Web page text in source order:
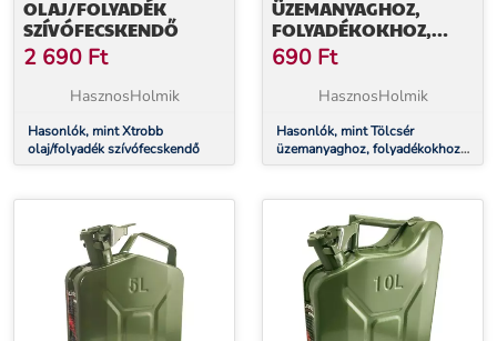
OLAJ/FOLYADÉK
SZÍVÓFECSKENDŐ
2 690 Ft
HasznosHolmik
Hasonlók, mint Xtrobb
olaj/folyadék szívófecskendő
ÜZEMANYAGHOZ,
FOLYADÉKOKHOZ,
OLAJHOZ, XXL,
SZŰRŐVEL
690 Ft
HasznosHolmik
Hasonlók, mint Tölcsér
üzemanyaghoz, folyadékokhoz,
olajhoz, XXL, szűrővel